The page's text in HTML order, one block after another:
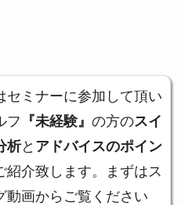
セミナーに参加して頂い
フ 『未経験』 の方のスイ
析と アドバイスのポイン
紹介致します。まずはス
動画からご覧ください